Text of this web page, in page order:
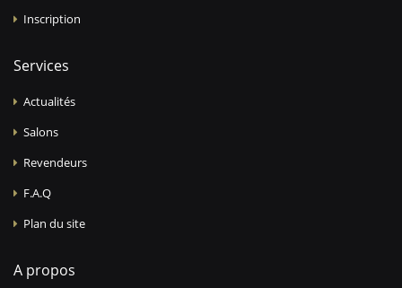
Inscription
Services
Actualités
Salons
Revendeurs
F.A.Q
Plan du site
A propos